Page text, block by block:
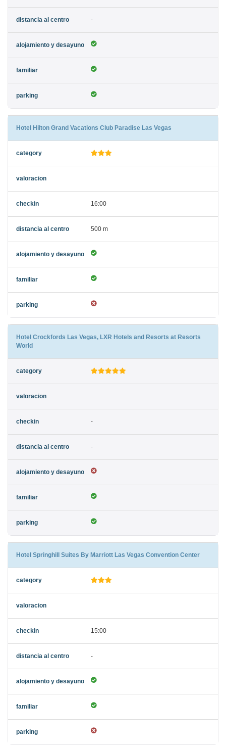
-
Hotel Hilton Grand Vacations Club Paradise Las Vegas
16:00
500 m
Hotel Crockfords Las Vegas, LXR Hotels and Resorts at Resorts
World
-
-
Hotel Springhill Suites By Marriott Las Vegas Convention Center
15:00
-